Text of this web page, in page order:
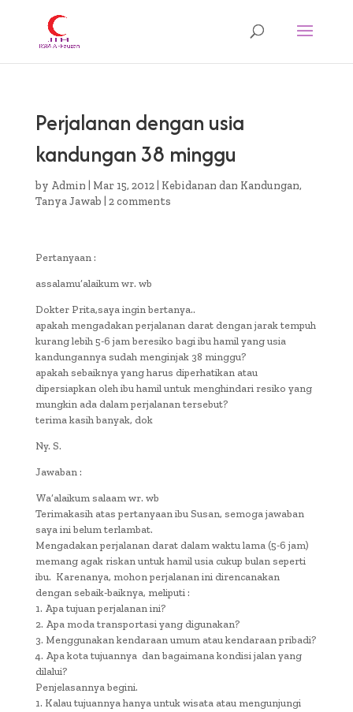
Perjalanan dengan usia
kandungan 38 minggu
by Admin Mar 15, 2012| Kebidanan dan Kandungan,
Tanya Jawab 2 comments
Pertanyaan :
assalamu’alaikum wr. wb
Dokter Prita,saya ingin bertanya..
apakah mengadakan perjalanan darat dengan jarak tempuh
kurang lebih 5-6 jam beresiko bagi ibu hamil yang usia
kandungannya sudah menginjak 38 minggu?
apakah sebaiknya yang harus diperhatikan atau
dipersiapkan oleh ibu hamil untuk menghindari resiko yang
mungkin ada dalam perjalanan tersebut?
terima kasih banyak, dok
Ny. S.
Jawaban :
Wa’alaikum salaam wr. wb
Terimakasih atas pertanyaan ibu Susan, semoga jawaban
saya ini belum terlambat.
Mengadakan perjalanan darat dalam waktu lama (5-6 jam)
memang agak riskan untuk hamil usia cukup bulan seperti
ibu. Karenanya, mohon perjalanan ini direncanakan
dengan sebaik-baiknya, meliputi :
1. Apa tujuan perjalanan ini?
2. Apa moda transportasi yang digunakan?
3. Menggunakan kendaraan umum atau kendaraan pribadi?
4. Apa kota tujuannya dan bagaimana kondisi jalan yang
dilalui?
Penjelasannya begini.
1. Kalau tujuannya hanya untuk wisata atau mengunjungi